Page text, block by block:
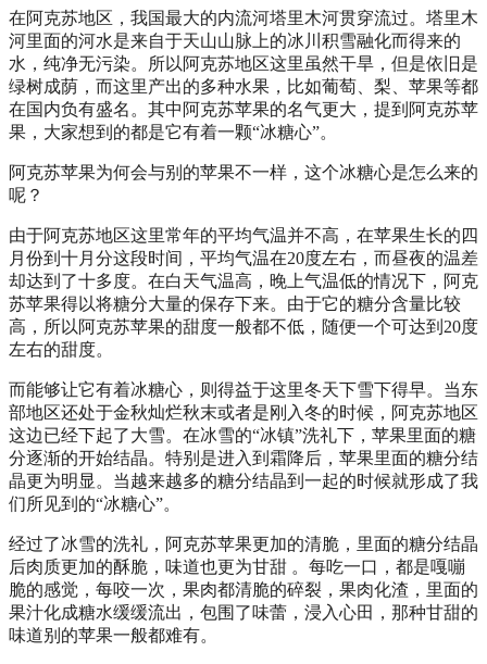
在阿克苏地区，我国最大的内流河塔里木河贯穿流过。塔里木
河里面的河水是来自于天山山脉上的冰川积雪融化而得来的
水，纯净无污染。所以阿克苏地区这里虽然干旱，但是依旧是
绿树成荫，而这里产出的多种水果，比如葡萄、梨、苹果等都
在国内负有盛名。其中阿克苏苹果的名气更大，提到阿克苏苹
果，大家想到的都是它有着一颗“冰糖心”。
阿克苏苹果为何会与别的苹果不一样，这个冰糖心是怎么来的
呢？
由于阿克苏地区这里常年的平均气温并不高，在苹果生长的四
月份到十月分这段时间，平均气温在20度左右，而昼夜的温差
却达到了十多度。在白天气温高，晚上气温低的情况下，阿克
苏苹果得以将糖分大量的保存下来。由于它的糖分含量比较
高，所以阿克苏苹果的甜度一般都不低，随便一个可达到20度
左右的甜度。
而能够让它有着冰糖心，则得益于这里冬天下雪下得早。当东
部地区还处于金秋灿烂秋末或者是刚入冬的时候，阿克苏地区
这边已经下起了大雪。在冰雪的“冰镇”洗礼下，苹果里面的糖
分逐渐的开始结晶。特别是进入到霜降后，苹果里面的糖分结
晶更为明显。当越来越多的糖分结晶到一起的时候就形成了我
们所见到的“冰糖心”。
经过了冰雪的洗礼，阿克苏苹果更加的清脆，里面的糖分结晶
后肉质更加的酥脆，味道也更为甘甜 。每吃一口，都是嘎嘣
脆的感觉，每咬一次，果肉都清脆的碎裂，果肉化渣，里面的
果汁化成糖水缓缓流出，包围了味蕾，浸入心田，那种甘甜的
味道别的苹果一般都难有。